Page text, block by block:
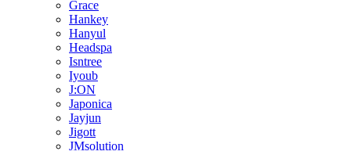
Grace
Hankey
Hanyul
Headspa
Isntree
Iyoub
J:ON
Japonica
Jayjun
Jigott
JMsolution